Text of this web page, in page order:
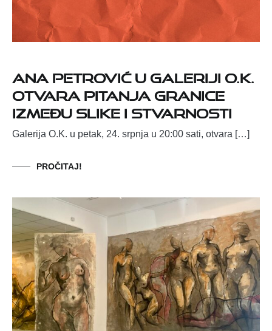
Ana Petrović u Galeriji O.K.
otvara pitanja granice
između slike i stvarnosti
Galerija O.K. u petak, 24. srpnja u 20:00 sati, otvara […]
PROČITAJ!